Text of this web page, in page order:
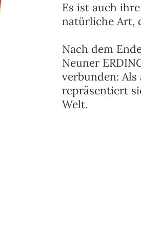
Es ist auch
natürliche Art,
Nach dem
Neuner
verbunden:
repräsentiert
Welt.